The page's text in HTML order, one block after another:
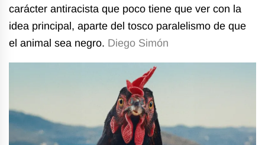
carácter antiracista que poco tiene que ver con la
idea principal, aparte del tosco paralelismo de que
el animal sea negro. Diego Simón